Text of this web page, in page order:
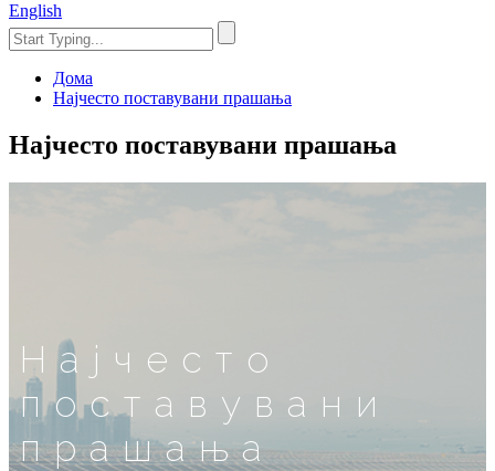
English
Дома
Најчесто поставувани прашања
Најчесто поставувани прашања
Најчесто
поставувани
прашања